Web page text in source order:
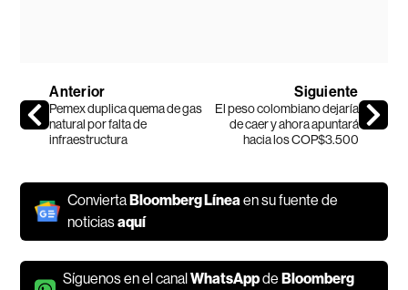
Anterior
Pemex duplica quema de gas
natural por falta de
infraestructura
Siguiente
El peso colombiano dejaría
de caer y ahora apuntará
hacia los COP$3.500
ConviertaBloomberg Línea en su fuente de
noticiasaquí
Síguenos en el canalWhatsAppdeBloomberg